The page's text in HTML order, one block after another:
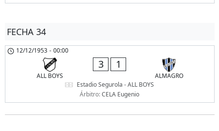
FECHA 34
12/12/1953 - 00:00
ALL BOYS
3 1
ALMAGRO
Estadio Segurola - ALL BOYS
Árbitro:CELA Eugenio